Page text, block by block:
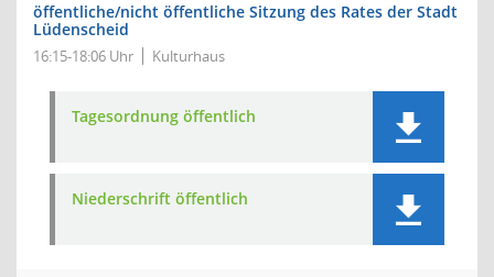
öffentliche/nicht öffentliche Sitzung des Rates der Stadt
Lüdenscheid
16:15-18:06 Uhr Kulturhaus
Tagesordnung öffentlich
Niederschrift öffentlich